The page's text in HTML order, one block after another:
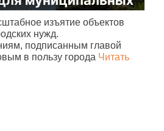
изъятие объектов
нужд.
подписанным главой
в пользу города Читать